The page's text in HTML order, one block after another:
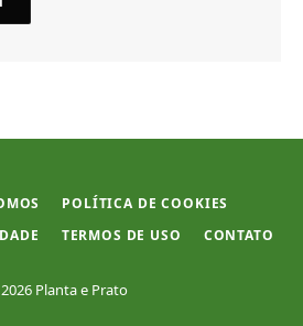
POLÍTICA DE COOKIES
TERMOS DE USO CONTATO
Planta e Prato